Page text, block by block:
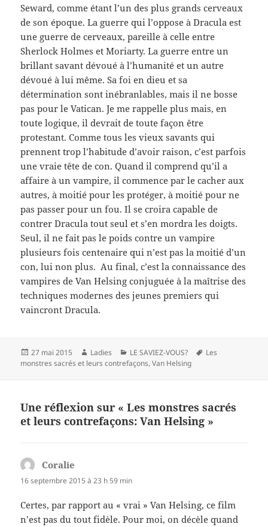
Seward, comme étant l’un des plus grands cerveaux
de son époque. La guerre qui l’oppose à Dracula est
une guerre de cerveaux, pareille à celle entre
Sherlock Holmes et Moriarty. La guerre entre un
brillant savant dévoué à l’humanité et un autre
dévoué à lui même. Sa foi en dieu et sa
détermination sont inébranlables, mais il ne bosse
pas pour le Vatican. Je me rappelle plus mais, en
toute logique, il devrait de toute façon être
protestant. Comme tous les vieux savants qui
prennent trop l’habitude d’avoir raison, c’est parfois
une vraie tête de con. Quand il comprend qu’il a
affaire à un vampire, il commence par le cacher aux
autres, à moitié pour les protéger, à moitié pour ne
pas passer pour un fou. Il se croira capable de
contrer Dracula tout seul et s’en mordra les doigts.
Seul, il ne fait pas le poids contre un vampire
plusieurs fois centenaire qui n’est pas la moitié d’un
con, lui non plus. Au final, c’est la connaissance des
vampires de Van Helsing conjuguée à la maîtrise des
techniques modernes des jeunes premiers qui
vaincront Dracula.
Publié
le
27 mai 2015 Auteur
Ladies Catégories
LE SAVIEZ-VOUS?
Mots-
Les
monstres sacrés et leurs contrefaçons,Van Helsing
Une réflexion sur « Les monstres sacrés
et leurs contrefaçons: Van Helsing »
Coralie
16 septembre 2015 à 23 h 59 min
Certes, par rapport au « vrai » Van Helsing, ce film
n’est pas du tout fidèle. Pour moi, on décèle quand